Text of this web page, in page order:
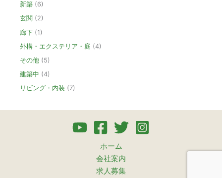
新築 (6)
玄関 (2)
廊下 (1)
外構・エクステリア・庭 (4)
その他 (5)
建築中 (4)
リビング・内装 (7)
ホーム
会社案内
求人募集